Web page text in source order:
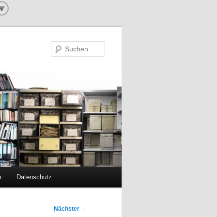
Datenschutz
Nächster →